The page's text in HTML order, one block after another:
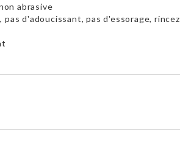
abrasive
d'adoucissant, pas d'essorage, rincez